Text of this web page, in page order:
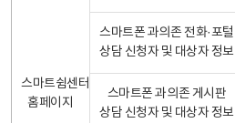
스마트쉼센터
홈페이지
스마트폰 과의존 전화·포털
상담 신청자 및 대상자 정보
스마트폰 과의존 게시판
상담 신청자 및 대상자 정보